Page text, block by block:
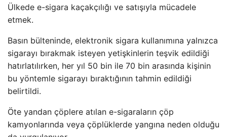
Ülkede e-sigara kaçakçılığı ve satışıyla mücadele
etmek.
Basın bülteninde, elektronik sigara kullanımına yalnızca
sigarayı bırakmak isteyen yetişkinlerin teşvik edildiği
hatırlatılırken, her yıl 50 bin ile 70 bin arasında kişinin
bu yöntemle sigarayı bıraktığının tahmin edildiği
belirtildi.
Öte yandan çöplere atılan e-sigaraların çöp
kamyonlarında veya çöplüklerde yangına neden olduğu